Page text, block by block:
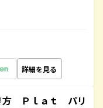
詳細を見る
方 Ｐｌａｔ パリ